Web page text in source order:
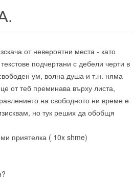
от невероятни места - като
подчертани с дебели черти в
ум, волна душа и т.н. няма
от теб преминава върху листа,
на свободното ни време е
но тук реших да обобщя
приятелка ( 10x shme)